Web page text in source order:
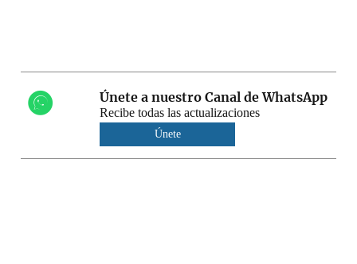
Únete a nuestro Canal de WhatsApp
Recibe todas las actualizaciones
Únete